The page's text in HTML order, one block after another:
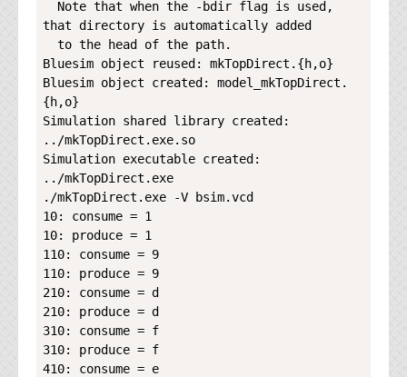
技術文書
ご希望の方は、お問い合わせページから
資料閲覧パスワードをお問い合わせ頂き
ログインをお願い致します。アカウント
名は"opendocument"です。
機能安全用語集
設計用語集
オンラインショップ
お問い合わせ
お問い合わせフォーム
that directory is automatically added
Bluesim object reused: mkTopDirect.{h,o}
Bluesim object created: model_mkTopDirect.
{h,o}
Simulation shared library created:
../mkTopDirect.exe.so
Simulation executable created:
../mkTopDirect.exe
./mkTopDirect.exe -V bsim.vcd
10: consume = 1
10: produce = 1
110: consume = 9
110: produce = 9
210: consume = d
210: produce = d
310: consume = f
310: produce = f
410: consume = e